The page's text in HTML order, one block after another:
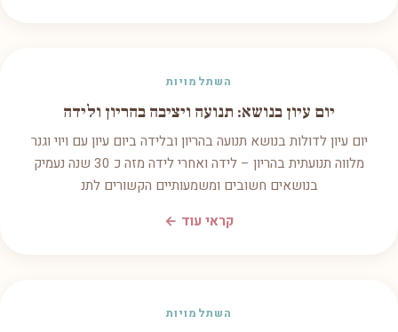
השתלמויות
יום עיון בנושא: תנועה ויציבה בהריון ולידה
יום עיון לדולות בנושא תנועה בהריון ובלידה ביום עיון עם ויוי וגנר
מלווה תנועתית בהריון – לידה ואחרי לידה מזה כ 30 שנה נעמיק
בנושאים חשובים ומשמעותיים הקשורים לתנ
קראי עוד ←
השתלמויות